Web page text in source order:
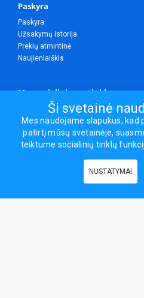
Paskyra
Paskyra
Užsakymų istorija
Prekių atmintinė
Naujienlaiškis
Mes socialiniuose tinkluose
Visos teisės saugomos.
Sporto ir laisvalaikio prekės, maisto
Ši svetainė
Mes naudojame slapukus,
patirtį mūsų svetainėje,
teiktume socialinių tinklų
NUSTATYMAI